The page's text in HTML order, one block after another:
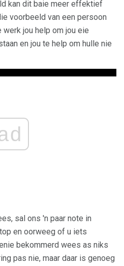
kan dit baie meer effektief
voorbeeld van een persoon
jou help om jou eie
​​en jou te help om hulle nie
sal ons 'n paar note in
en oorweeg of u iets
bekommerd wees as niks
pas nie, maar daar is genoeg